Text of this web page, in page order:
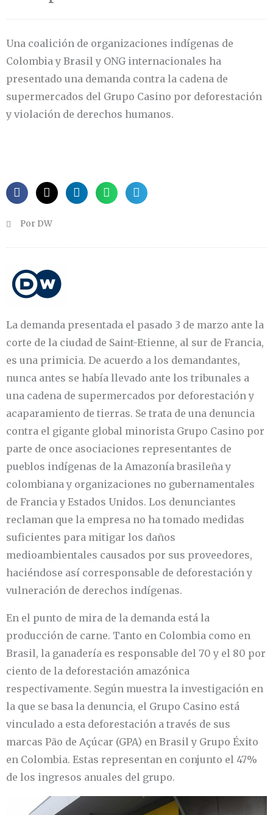
Una coalición de organizaciones indígenas de
Colombia y Brasil y ONG internacionales ha
presentado una demanda contra la cadena de
supermercados del Grupo Casino por deforestación
y violación de derechos humanos.
Por DW
La demanda presentada el pasado 3 de marzo ante la
corte de la ciudad de Saint-Etienne, al sur de Francia,
es una primicia. De acuerdo a los demandantes,
nunca antes se había llevado ante los tribunales a
una cadena de supermercados por deforestación y
acaparamiento de tierras. Se trata de una denuncia
contra el gigante global minorista Grupo Casino por
parte de once asociaciones representantes de
pueblos indígenas de la Amazonía brasileña y
colombiana y organizaciones no gubernamentales
de Francia y Estados Unidos. Los denunciantes
reclaman que la empresa no ha tomado medidas
suficientes para mitigar los daños
medioambientales causados por sus proveedores,
haciéndose así corresponsable de deforestación y
vulneración de derechos indígenas.
En el punto de mira de la demanda está la
producción de carne. Tanto en Colombia como en
Brasil, la ganadería es responsable del 70 y el 80 por
ciento de la deforestación amazónica
respectivamente. Según muestra la investigación en
la que se basa la denuncia, el Grupo Casino está
vinculado a esta deforestación a través de sus
marcas Pão de Açúcar (GPA) en Brasil y Grupo Éxito
en Colombia. Estas representan en conjunto el 47%
de los ingresos anuales del grupo.